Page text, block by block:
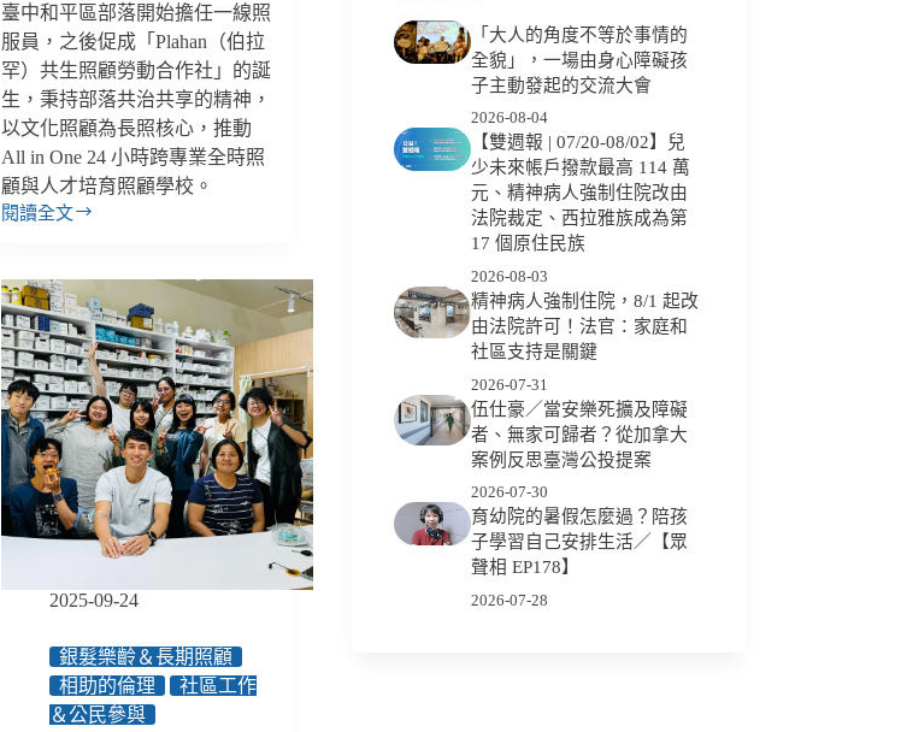
臺中和平區部落開始擔任一線照
服員，之後促成「Plahan（伯拉
罕）共生照顧勞動合作社」的誕
生，秉持部落共治共享的精神，
以文化照顧為長照核心，推動
All in One 24 小時跨專業全時照
顧與人才培育照顧學校。
閱讀全文
部
的
文
化
照
顧、
互
助
共
生，
打
2025-09-24
銀髮樂齡＆長期照顧
相助的倫理
社區工作
＆公民參與
「大人的角度不等於事情的
全貌」，一場由身心障礙孩
子主動發起的交流大會
2026-08-04
【雙週報 | 07/20-08/02】兒
少未來帳戶撥款最高 114 萬
元、精神病人強制住院改由
法院裁定、西拉雅族成為第
17 個原住民族
2026-08-03
精神病人強制住院，8/1 起改
由法院許可！法官：家庭和
社區支持是關鍵
2026-07-31
伍仕豪／當安樂死擴及障礙
者、無家可歸者？從加拿大
案例反思臺灣公投提案
2026-07-30
育幼院的暑假怎麼過？陪孩
子學習自己安排生活／【眾
聲相 EP178】
2026-07-28